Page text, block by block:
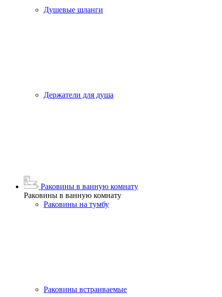
Душевые шланги
Держатели для душа
Раковины в ванную комнату
Раковины в ванную комнату
Раковины на тумбу
Раковины встраиваемые